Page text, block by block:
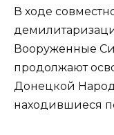
В ходе
Вооруженные
продолжают
Донецкой
находившиеся